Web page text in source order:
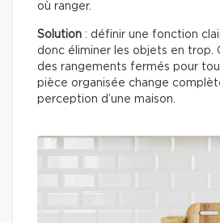
où ranger.
Solution : définir une fonction
donc éliminer les objets en trop.
des rangements fermés pour
pièce organisée change
perception d’une maison.